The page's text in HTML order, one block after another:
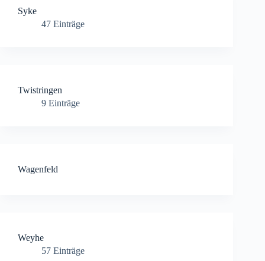
Syke
47 Einträge
Twistringen
9 Einträge
Wagenfeld
Weyhe
57 Einträge